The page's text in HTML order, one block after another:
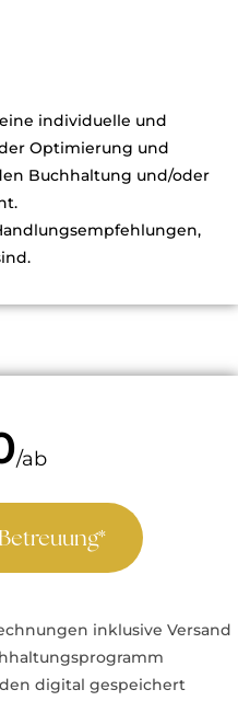
individuelle und
Optimierung und
Buchhaltung und/oder
/ab
inklusive Versand
digital gespeichert